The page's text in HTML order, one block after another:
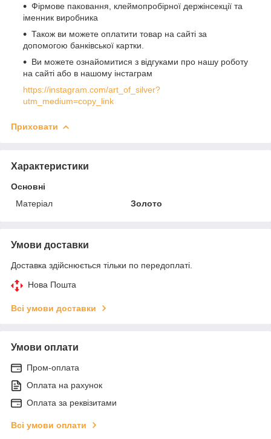
Фірмове паковання, клеймопробірної держінсекції та
іменник виробника
Також ви можете оплатити товар на сайті за
допомогою банківської картки.
Ви можете ознайомитися з відгуками про нашу роботу
на сайті або в нашому інстаграм
https://instagram.com/art_of_silver?
utm_medium=copy_link
Приховати
Характеристики
Основні
Матеріал
Золото
Умови доставки
Доставка здійснюється тільки по передоплаті.
Нова Пошта
Всі умови доставки
Умови оплати
Пром-оплата
Оплата на рахунок
Оплата за реквізитами
Всі умови оплати